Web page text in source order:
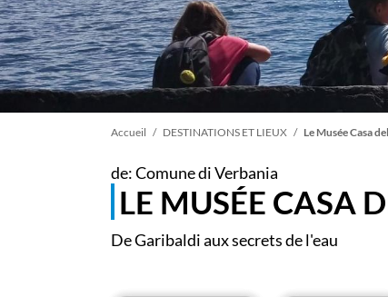
Fil
d'Ariane
Accueil DESTINATIONS ET LIEUX Le Musée Casa
de: Comune di Verbania
LE MUSÉE CASA
De Garibaldi aux secrets de l'eau